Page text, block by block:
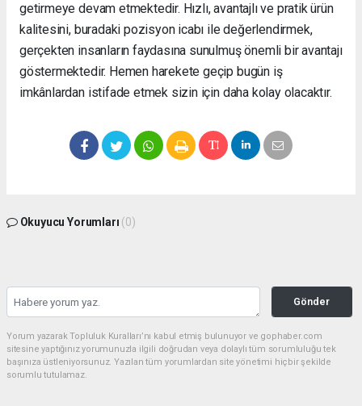
getirmeye devam etmektedir. Hızlı, avantajlı ve pratik ürün
kalitesini, buradaki pozisyon icabı ile değerlendirmek,
gerçekten insanların faydasına sunulmuş önemli bir avantajı
göstermektedir. Hemen harekete geçip bugün iş
imkânlardan istifade etmek sizin için daha kolay olacaktır.
Okuyucu Yorumları (0)
Gönder
Yorum yazarak Topluluk Kuralları’nı kabul etmiş bulunuyor ve gophaber.com
sitesine yaptığınız yorumunuzla ilgili doğrudan veya dolaylı tüm sorumluluğu tek
başınıza üstleniyorsunuz. Yazılan tüm yorumlardan site yönetimi hiçbir şekilde
sorumlu tutulamaz.